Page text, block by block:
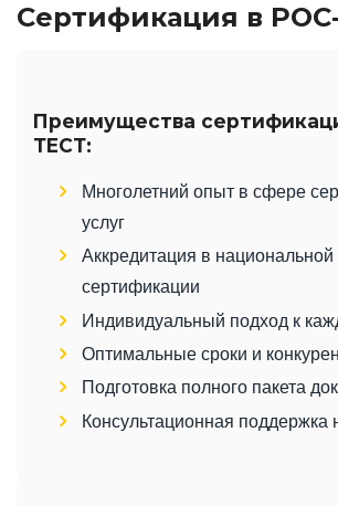
Сертификация в
Преимущества
ТЕСТ:
Многолетний опыт в сфере
услуг
Аккредитация в
сертификации
Индивидуальный подход к
Оптимальные сроки и
Подготовка полного пакета
Консультационная поддержка